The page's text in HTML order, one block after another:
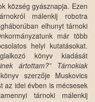
község gyásznapja. Ezen
málenkij robotra
elhunyt tárnoki
már több
helyi kutatásokat.
könyv kiadását
ártottam?” Tárnokiak
szerzője Muskovics
az idei évben is mécsesek
tárnoki málenkij